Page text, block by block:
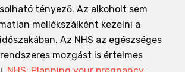
tényező. Az alkoholt sem
mellékszálként kezelni a
Az NHS az egészséges
mozgást is értelmes